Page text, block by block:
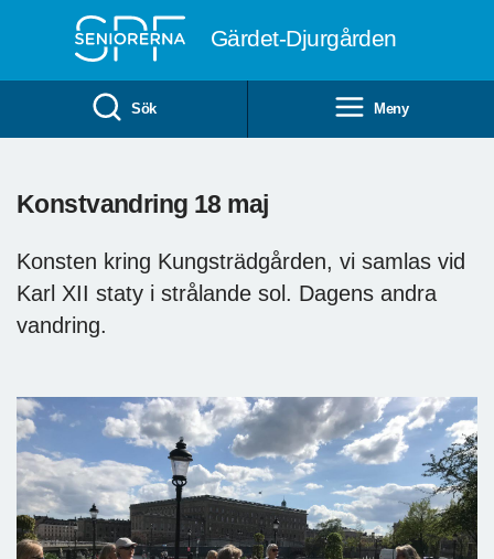
Gärdet-Djurgården
Sök Meny
Konstvandring 18 maj
Konsten kring Kungsträdgården, vi samlas vid
Karl XII staty i strålande sol. Dagens andra
vandring.